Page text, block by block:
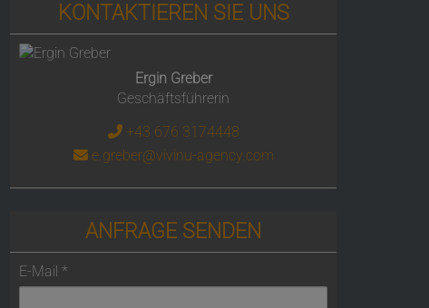
KONTAKTIEREN SIE UNS
Ergin Greber
Geschäftsführerin
+43 676 3174448
e.greber@vivinu-agency.com
ANFRAGE SENDEN
E-Mail